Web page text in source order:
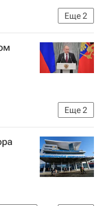
Еще2
Еще2